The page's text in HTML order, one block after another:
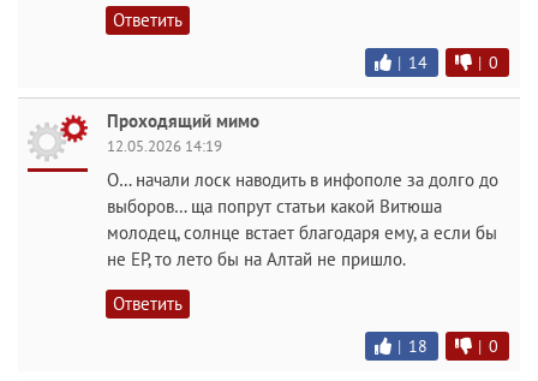
Ответить
| 14 | 0
Проходящий мимо
12.05.2026 14:19
О… начали лоск наводить в инфополе за долго до
выборов… ща попрут статьи какой Витюша
молодец, солнце встает благодаря ему, а если бы
не ЕР, то лето бы на Алтай не пришло.
Ответить
| 18 | 0